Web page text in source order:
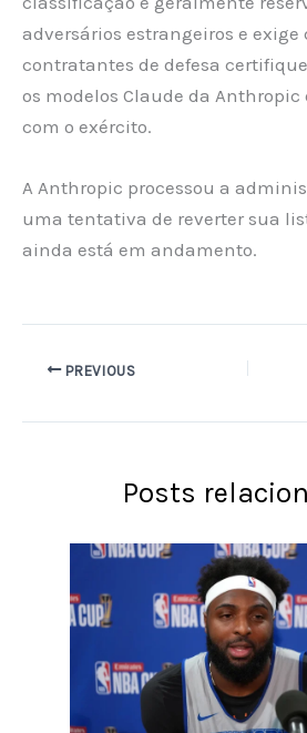
adversários estrangeiros e exige
contratantes de defesa
os modelos Claude da
com o exército.
A Anthropic processou a
uma tentativa de reverter sua
ainda está em andamento.
PREVIOUS
Posts